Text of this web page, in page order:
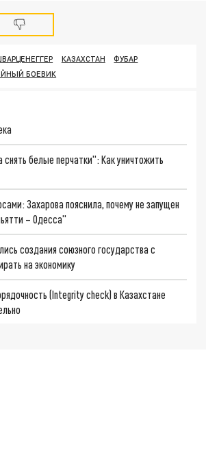
КАЗАХСТАН
ФУБАР
БОЕВИК
снять белые перчатки": Как уничтожить
Захарова пояснила, почему не запущен
– Одесса"
создания союзного государства с
на экономику
(Integrity check) в Казахстане